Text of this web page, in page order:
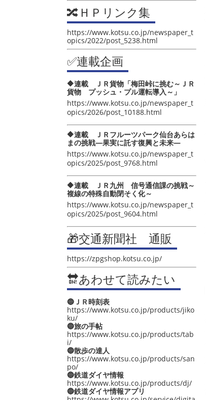
🔀ＨＰリンク集
https://www.kotsu.co.jp/newspaper_t
opics/2022/post_5238.html
✅連載企画
🔶連載 ＪＲ貨物「梅田峠に挑む～ＪＲ
貨物 プッシュ・プル運転導入～」
https://www.kotsu.co.jp/newspaper_t
opics/2026/post_10188.html
🔶連載 ＪＲフルーツパーク仙台あらは
まの挑戦―果実に託す復興と未来―
https://www.kotsu.co.jp/newspaper_t
opics/2025/post_9768.html
🔶連載 ＪＲ九州 信号通信課の挑戦～
複線の特殊自動閉そく化～
https://www.kotsu.co.jp/newspaper_t
opics/2025/post_9604.html
🎁交通新聞社 通販
https://zpgshop.kotsu.co.jp/
🔛あわせて読みたい
🔵ＪＲ時刻表
https://www.kotsu.co.jp/products/jiko
ku/
🔵旅の手帖
https://www.kotsu.co.jp/products/tab
i/
🔵散歩の達人
https://www.kotsu.co.jp/products/san
po/
🔵鉄道ダイヤ情報
https://www.kotsu.co.jp/products/dj/
🔵鉄道ダイヤ情報アプリ